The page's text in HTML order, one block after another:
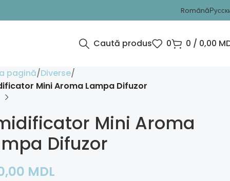
Română
Caută produs 0 0 / 0,00
pagină Diverse
Mini Aroma Lampa Difuzor
Mini Aroma
Difuzor
MDL